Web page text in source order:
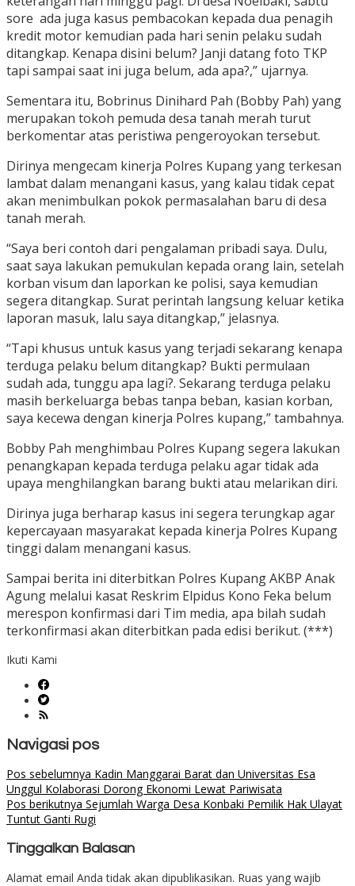
sore ada juga kasus pembacokan kepada dua penagih
kredit motor kemudian pada hari senin pelaku sudah
ditangkap. Kenapa disini belum? Janji datang foto TKP
tapi sampai saat ini juga belum, ada apa?,” ujarnya.
Sementara itu, Bobrinus Dinihard Pah (Bobby Pah) yang
merupakan tokoh pemuda desa tanah merah turut
berkomentar atas peristiwa pengeroyokan tersebut.
Dirinya mengecam kinerja Polres Kupang yang terkesan
lambat dalam menangani kasus, yang kalau tidak cepat
akan menimbulkan pokok permasalahan baru di desa
tanah merah.
“Saya beri contoh dari pengalaman pribadi saya. Dulu,
saat saya lakukan pemukulan kepada orang lain, setelah
korban visum dan laporkan ke polisi, saya kemudian
segera ditangkap. Surat perintah langsung keluar ketika
laporan masuk, lalu saya ditangkap,” jelasnya.
“Tapi khusus untuk kasus yang terjadi sekarang kenapa
terduga pelaku belum ditangkap? Bukti permulaan
sudah ada, tunggu apa lagi?. Sekarang terduga pelaku
masih berkeluarga bebas tanpa beban, kasian korban,
saya kecewa dengan kinerja Polres kupang,” tambahnya.
Bobby Pah menghimbau Polres Kupang segera lakukan
penangkapan kepada terduga pelaku agar tidak ada
upaya menghilangkan barang bukti atau melarikan diri.
Dirinya juga berharap kasus ini segera terungkap agar
kepercayaan masyarakat kepada kinerja Polres Kupang
tinggi dalam menangani kasus.
Sampai berita ini diterbitkan Polres Kupang AKBP Anak
Agung melalui kasat Reskrim Elpidus Kono Feka belum
merespon konfirmasi dari Tim media, apa bilah sudah
terkonfirmasi akan diterbitkan pada edisi berikut. (***)
Ikuti Kami
Navigasi pos
Pos sebelumnya Kadin Manggarai Barat dan Universitas Esa
Unggul Kolaborasi Dorong Ekonomi Lewat Pariwisata
Pos berikutnya Sejumlah Warga Desa Konbaki Pemilik Hak Ulayat
Tuntut Ganti Rugi
Tinggalkan Balasan
Alamat email Anda tidak akan dipublikasikan. Ruas yang wajib